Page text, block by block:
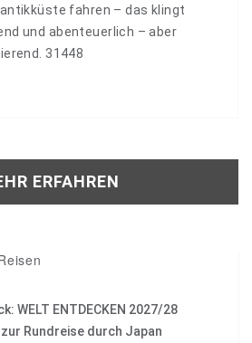
fahren – das klingt
und abenteuerlich – aber
31448
ERFAHREN
WELT ENTDECKEN 2027/28
Rundreise durch Japan